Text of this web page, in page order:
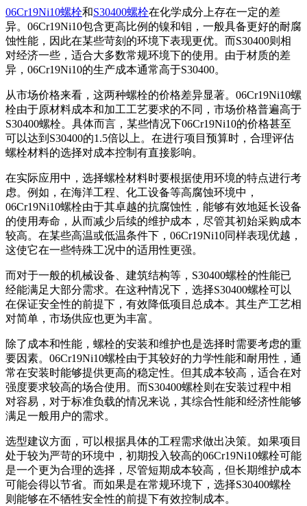
06Cr19Ni10螺栓和S30400螺栓在化学成分上存在一定的差
异。06Cr19Ni10包含更高比例的镍和钼，一般具备更好的耐腐
蚀性能，因此在某些苛刻的环境下表现更优。而S30400则相
对经济一些，适合大多数常规环境下的使用。由于材质的差
异，06Cr19Ni10的生产成本通常高于S30400。
从市场价格来看，这两种螺栓的价格差异显著。06Cr19Ni10螺
栓由于原材料成本和加工工艺要求的不同，市场价格普遍高于
S30400螺栓。具体而言，某些情况下06Cr19Ni10的价格甚至
可以达到S30400的1.5倍以上。在进行项目预算时，合理评估
螺栓材料的选择对成本控制有直接影响。
在实际应用中，选择螺栓材料时要根据使用环境的特点进行考
虑。例如，在海洋工程、化工设备等高腐蚀环境中，
06Cr19Ni10螺栓由于其卓越的抗腐蚀性，能够有效地延长设备
的使用寿命，从而减少后续的维护成本，尽管其初始采购成本
较高。在某些高温或低温条件下，06Cr19Ni10同样表现优越，
这使它在一些特殊工况中的适用性更强。
而对于一般的机械设备、建筑结构等，S30400螺栓的性能已
经能满足大部分需求。在这种情况下，选择S30400螺栓可以
在保证安全性的前提下，有效降低项目总成本。其生产工艺相
对简单，市场供应也更为丰富。
除了成本和性能，螺栓的安装和维护也是选择时需要考虑的重
要因素。06Cr19Ni10螺栓由于其较好的力学性能和耐用性，通
常在安装时能够提供更高的稳定性。但其成本较高，适合在对
强度要求较高的场合使用。而S30400螺栓则在安装过程中相
对容易，对于标准负载的情况来说，其综合性能和经济性能够
满足一般用户的需求。
选型建议方面，可以根据具体的工程需求做出决策。如果项目
处于较为严苛的环境中，初期投入较高的06Cr19Ni10螺栓可能
是一个更为合理的选择，尽管短期成本较高，但长期维护成本
可能会得以节省。而如果是在常规环境下，选择S30400螺栓
则能够在不牺牲安全性的前提下有效控制成本。